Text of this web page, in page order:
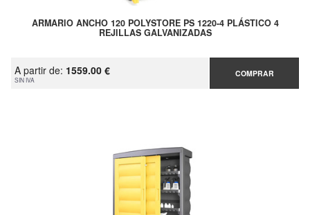
ARMARIO ANCHO 120 POLYSTORE PS 1220-4 PLÁSTICO 4
REJILLAS GALVANIZADAS
A partir de: 1559.00 €
SIN IVA
COMPRAR